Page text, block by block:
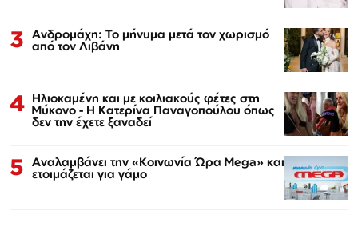
3 Ανδρομάχη: Το μήνυμα μετά τον χωρισμό
από τον Λιβάνη
4 Ηλιοκαμένη και με κοιλιακούς φέτες στη
Μύκονο - Η Κατερίνα Παναγοπούλου όπως
δεν την έχετε ξαναδεί
5 Αναλαμβάνει την «Κοινωνία Ώρα Mega» και
ετοιμάζεται για γάμο